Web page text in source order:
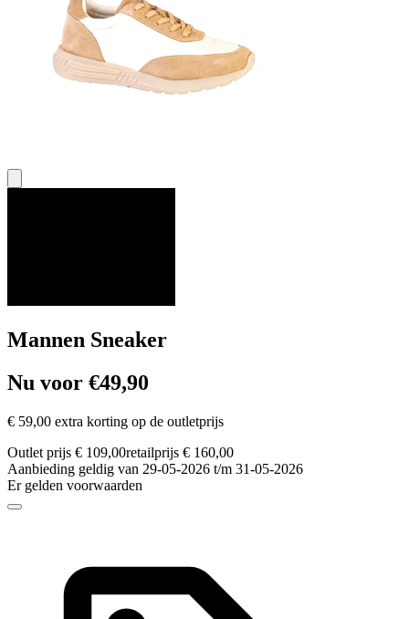
Mannen Sneaker
Nu voor €49,90
€ 59,00 extra korting op de outletprijs
Outlet prijs € 109,00retailprijs € 160,00
Aanbieding geldig van 29-05-2026 t/m 31-05-2026
Er gelden voorwaarden